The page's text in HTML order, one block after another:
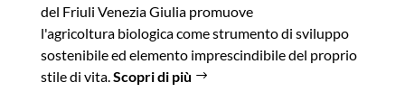
del Friuli Venezia Giulia promuove
l'agricoltura biologica come strumento di sviluppo
sostenibile ed elemento imprescindibile del proprio
stile di vita.Scopri di più